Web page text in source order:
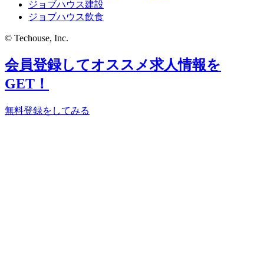
ジョブハウス建設
ジョブハウス飲食
© Techouse, Inc.
会員登録してオススメ求人情報を
GET！
無料登録をしてみる